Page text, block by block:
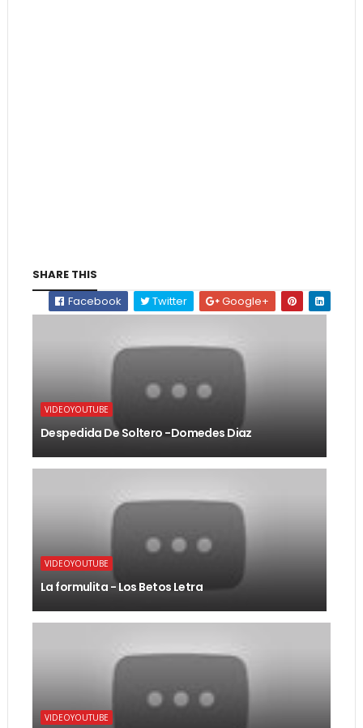
SHARE THIS
Facebook
Twitter Google+
VIDEOYOUTUBE
Despedida De Soltero -Domedes Diaz
VIDEOYOUTUBE
La formulita - Los Betos Letra
VIDEOYOUTUBE